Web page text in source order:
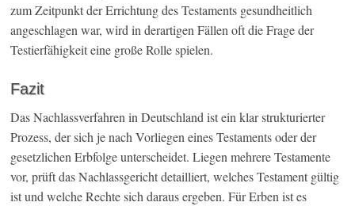
zum Zeitpunkt der Errichtung des Testaments gesundheitlich
angeschlagen war, wird in derartigen Fällen oft die Frage der
Testierfähigkeit eine große Rolle spielen.
Fazit
Das Nachlassverfahren in Deutschland ist ein klar strukturierter
Prozess, der sich je nach Vorliegen eines Testaments oder der
gesetzlichen Erbfolge unterscheidet. Liegen mehrere Testamente
vor, prüft das Nachlassgericht detailliert, welches Testament gültig
ist und welche Rechte sich daraus ergeben. Für Erben ist es